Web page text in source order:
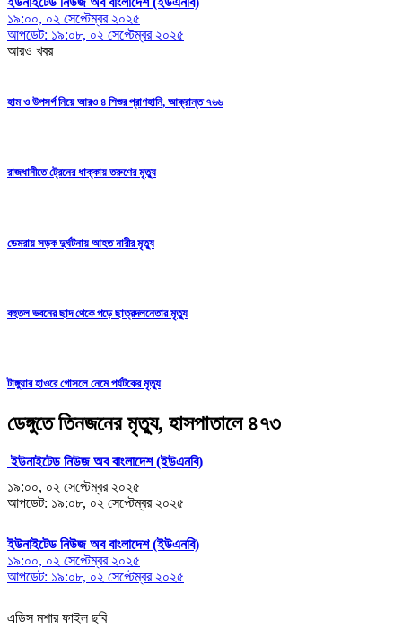
১৯:০০, ০২ সেপ্টেম্বর ২০২৫
আপডেট: ১৯:০৮, ০২ সেপ্টেম্বর ২০২৫
আরও খবর
হাম ও উপসর্গ নিয়ে আরও ৪ শিশুর প্রাণহানি, আক্রান্ত ৭৬৬
রাজধানীতে ট্রেনের ধাক্কায় তরুণের মৃত্যু
ডেমরায় সড়ক দুর্ঘটনায় আহত নারীর মৃত্যু
বহুতল ভবনের ছাদ থেকে পড়ে ছাত্রদলনেতার মৃত্যু
টাঙ্গুয়ার হাওরে গোসলে নেমে পর্যটকের মৃত্যু
ডেঙ্গুতে তিনজনের মৃত্যু, হাসপাতালে ৪৭৩
ইউনাইটেড নিউজ অব বাংলাদেশ (ইউএনবি)
১৯:০০, ০২ সেপ্টেম্বর ২০২৫
আপডেট: ১৯:০৮, ০২ সেপ্টেম্বর ২০২৫
ইউনাইটেড নিউজ অব বাংলাদেশ (ইউএনবি)
১৯:০০, ০২ সেপ্টেম্বর ২০২৫
আপডেট: ১৯:০৮, ০২ সেপ্টেম্বর ২০২৫
এডিস মশার ফাইল ছবি